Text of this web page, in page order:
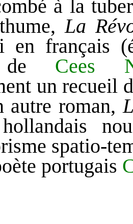
à la
La
en français
de Cees
un recueil
autre roman,
spatio-
portugais